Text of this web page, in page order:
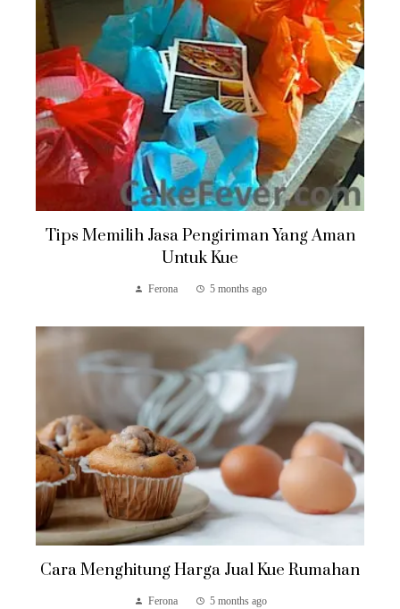
Tips Memilih Jasa Pengiriman Yang Aman
Untuk Kue
Ferona 5 months ago
Cara Menghitung Harga Jual Kue Rumahan
Ferona 5 months ago